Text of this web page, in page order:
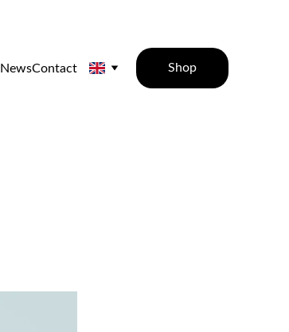
NewsContact Shop